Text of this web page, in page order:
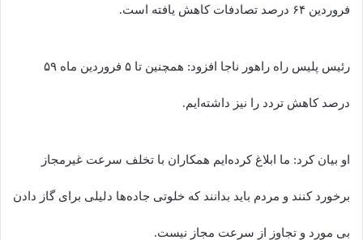
فروردین ۶۴ درصد تصادفات کاهش یافته است.
رئیس پلیس راه راهور ناجا افزود: همچنین تا ۵ فروردین ماه ۵۹
درصد کاهش تردد را نیز داشته‌ایم.
او بیان کرد: ما ابلاغ کرده‌ایم همکاران با تخلف سرعت غیرمجاز
برخورد کنند و مردم باید بدانند که خلوتی جاده‌ها دلیلی برای گاز دادن
بی مورد و تجاوز از سرعت مجاز نیست.